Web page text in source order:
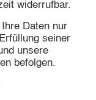
widerrufbar.
Daten nur
seiner
unsere
befolgen.